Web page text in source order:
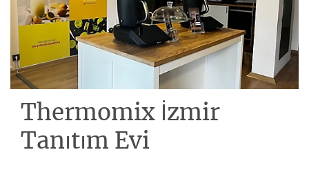
Thermomix İzmir
Tanıtım Evi